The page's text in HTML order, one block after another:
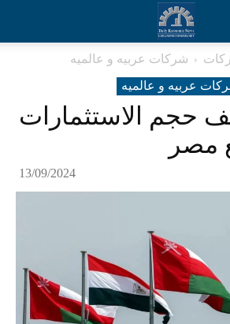
شرکات عربیه و عالمیه
عربیه و عالمیه
حجم الاستثمارات
مصر
13/09/2024